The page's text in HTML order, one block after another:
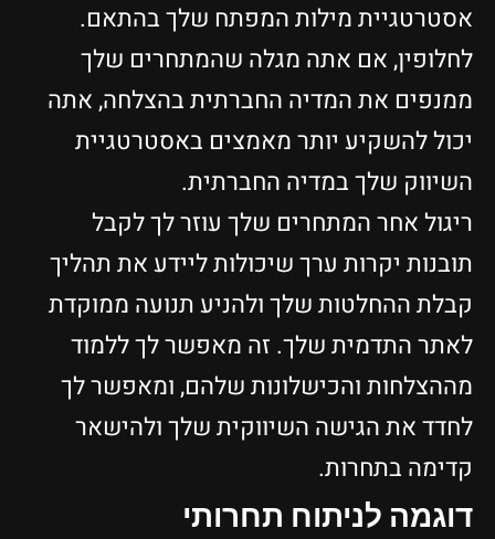
אסטרטגיית מילות המפתח שלך בהתאם.
לחלופין, אם אתה מגלה שהמתחרים שלך
ממנפים את המדיה החברתית בהצלחה, אתה
יכול להשקיע יותר מאמצים באסטרטגיית
השיווק שלך במדיה החברתית.
ריגול אחר המתחרים שלך עוזר לך לקבל
תובנות יקרות ערך שיכולות ליידע את תהליך
קבלת ההחלטות שלך ולהניע תנועה ממוקדת
לאתר התדמית שלך. זה מאפשר לך ללמוד
מההצלחות והכישלונות שלהם, ומאפשר לך
לחדד את הגישה השיווקית שלך ולהישאר
קדימה בתחרות.
דוגמה לניתוח תחרותי